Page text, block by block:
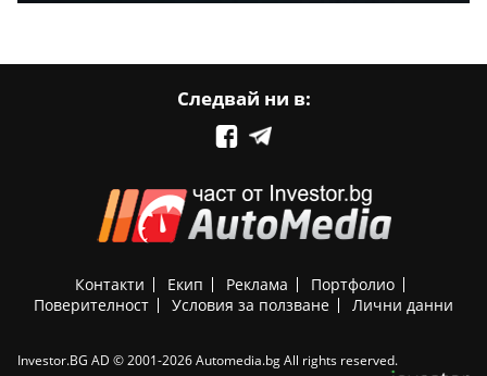
Следвай ни в:
Контакти Екип Реклама
Портфолио
Поверителност
Условия за ползване Лични данни
Investor.BG AD © 2001-2026 Automedia.bg All rights reserved.